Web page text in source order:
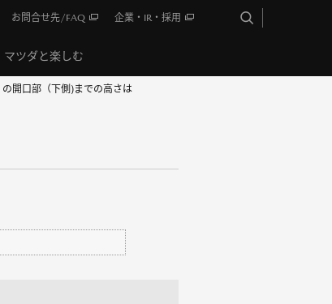
マツダと楽しむ
お問合せ先/FAQ 企業・IR・採用
開口部（下側)までの高さは